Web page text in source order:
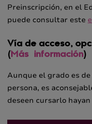
Preinscripción, en el
puede consultar este
Vía de acceso,
(Más información)
Aunque el grado es
persona, es
deseen cursarlo